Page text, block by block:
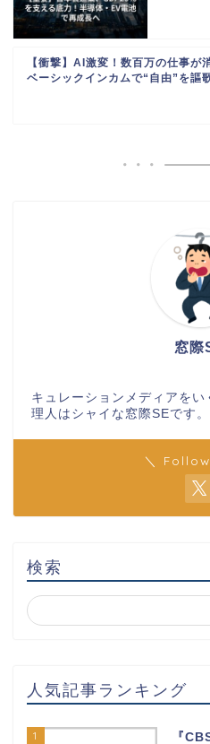
【衝撃】AI激変！数百万の仕事が
ベーシックインカムで“自由”を謳
窓際
キュレーションメディアを
理人はシャイな窓際SEです。
＼
検索
人気記事ランキング
1 『